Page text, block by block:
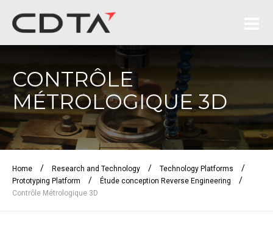
CONTRÔLE
MÉTROLOGIQUE 3D
Home / Research and Technology / Technology Platforms /
Prototyping Platform / Étude conception Reverse Engineering /
Contrôle Métrologique 3D